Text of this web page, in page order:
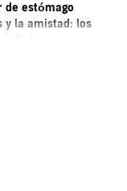
de estómago
y la amistad: los
Raina.
a Colorado para
de la joven Raina en
aclamadas del
peculiar en esta